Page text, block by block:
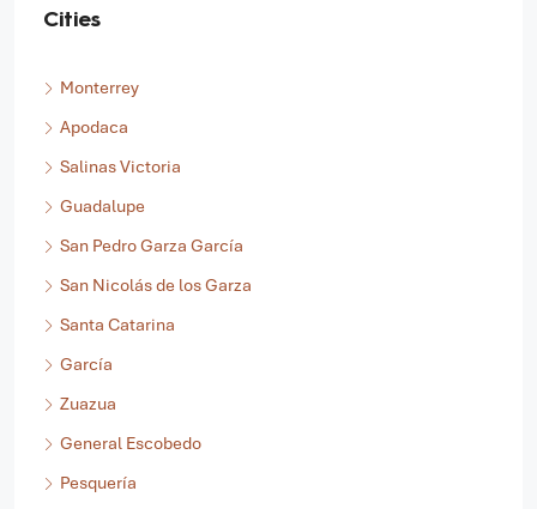
Cities
Monterrey
Apodaca
Salinas Victoria
Guadalupe
San Pedro Garza García
San Nicolás de los Garza
Santa Catarina
García
Zuazua
General Escobedo
Pesquería